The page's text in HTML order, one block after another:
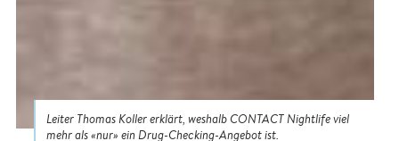
Leiter Thomas Koller erklärt, weshalb CONTACT Nightlife viel
mehr als «nur» ein Drug-Checking-Angebot ist.